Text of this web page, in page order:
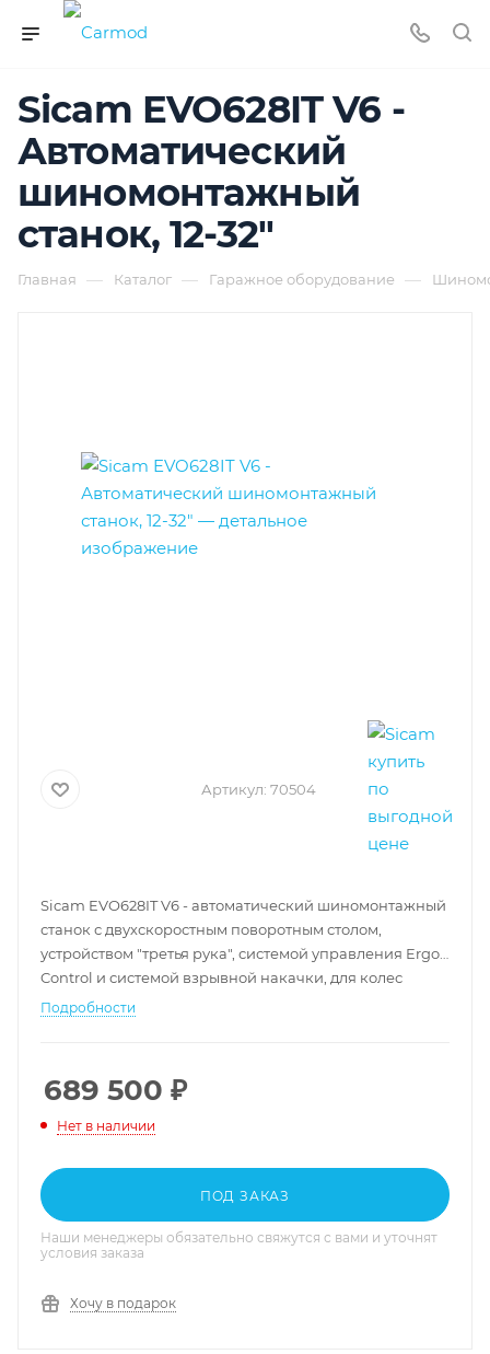
Sicam EVO628IT V6 -
Автоматический
шиномонтажный
станок, 12-32"
Главная — Каталог — Гаражное оборудование —
Артикул: 70504
Sicam EVO628IT V6 - автоматический шиномонтажный
станок с двухскоростным поворотным столом,
устройством "третья рука", системой управления Ergo
Control и системой взрывной накачки, для колес
диаметром 12-32".
Подробности
689 500 ₽
Нет в наличии
ПОД ЗАКАЗ
Наши менеджеры обязательно свяжутся с вами и уточнят
условия заказа
Хочу в подарок